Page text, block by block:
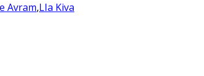
Avram,LIa Kiva